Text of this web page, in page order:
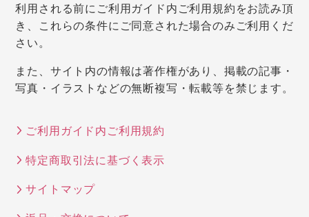
利用される前にご利用ガイド内ご利用規約をお読み頂
き、これらの条件にご同意された場合のみご利用くだ
さい。
また、サイト内の情報は著作権があり、掲載の記事・
写真・イラストなどの無断複写・転載等を禁じます。
ご利用ガイド内ご利用規約
特定商取引法に基づく表示
サイトマップ